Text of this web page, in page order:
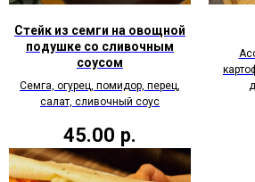
Стейк из семги на овощной
подушке со сливочным
соусом
Семга, огурец, помидор, перец,
салат, сливочный соус
45.00 р.